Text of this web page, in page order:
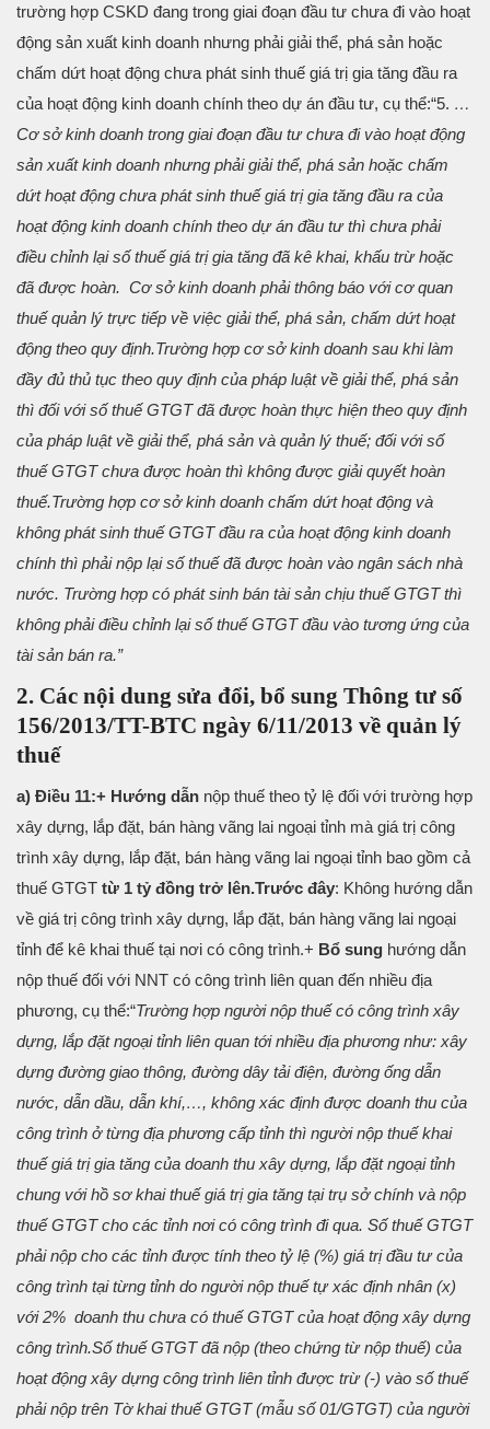
trường hợp CSKD đang trong giai đoạn đầu tư chưa đi vào hoạt
động sản xuất kinh doanh nhưng phải giải thể, phá sản hoặc
chấm dứt hoạt động chưa phát sinh thuế giá trị gia tăng đầu ra
của hoạt động kinh doanh chính theo dự án đầu tư, cụ thể:“5. …
Cơ sở kinh doanh trong giai đoạn đầu tư chưa đi vào hoạt động
sản xuất kinh doanh nhưng phải giải thể, phá sản hoặc chấm
dứt hoạt động chưa phát sinh thuế giá trị gia tăng đầu ra của
hoạt động kinh doanh chính theo dự án đầu tư thì chưa phải
điều chỉnh lại số thuế giá trị gia tăng đã kê khai, khấu trừ hoặc
đã được hoàn. Cơ sở kinh doanh phải thông báo với cơ quan
thuế quản lý trực tiếp về việc giải thể, phá sản, chấm dứt hoạt
động theo quy định.Trường hợp cơ sở kinh doanh sau khi làm
đầy đủ thủ tục theo quy định của pháp luật về giải thể, phá sản
thì đối với số thuế GTGT đã được hoàn thực hiện theo quy định
của pháp luật về giải thể, phá sản và quản lý thuế; đối với số
thuế GTGT chưa được hoàn thì không được giải quyết hoàn
thuế.Trường hợp cơ sở kinh doanh chấm dứt hoạt động và
không phát sinh thuế GTGT đầu ra của hoạt động kinh doanh
chính thì phải nộp lại số thuế đã được hoàn vào ngân sách nhà
nước. Trường hợp có phát sinh bán tài sản chịu thuế GTGT thì
không phải điều chỉnh lại số thuế GTGT đầu vào tương ứng của
tài sản bán ra.”
2. Các nội dung sửa đổi, bổ sung Thông tư số
156/2013/TT-BTC ngày 6/11/2013 về quản lý
thuế
a) Điều 11:+ Hướng dẫn nộp thuế theo tỷ lệ đối với trường hợp
xây dựng, lắp đặt, bán hàng vãng lai ngoại tỉnh mà giá trị công
trình xây dựng, lắp đặt, bán hàng vãng lai ngoại tỉnh bao gồm cả
thuế GTGT từ 1 tỷ đồng trở lên.Trước đây: Không hướng dẫn
về giá trị công trình xây dựng, lắp đặt, bán hàng vãng lai ngoại
tỉnh để kê khai thuế tại nơi có công trình.+ Bổ sung hướng dẫn
nộp thuế đối với NNT có công trình liên quan đến nhiều địa
phương, cụ thể:“Trường hợp người nộp thuế có công trình xây
dựng, lắp đặt ngoại tỉnh liên quan tới nhiều địa phương như: xây
dựng đường giao thông, đường dây tải điện, đường ống dẫn
nước, dẫn dầu, dẫn khí,…, không xác định được doanh thu của
công trình ở từng địa phương cấp tỉnh thì người nộp thuế khai
thuế giá trị gia tăng của doanh thu xây dựng, lắp đặt ngoại tỉnh
chung với hồ sơ khai thuế giá trị gia tăng tại trụ sở chính và nộp
thuế GTGT cho các tỉnh nơi có công trình đi qua. Số thuế GTGT
phải nộp cho các tỉnh được tính theo tỷ lệ (%) giá trị đầu tư của
công trình tại từng tỉnh do người nộp thuế tự xác định nhân (x)
với 2% doanh thu chưa có thuế GTGT của hoạt động xây dựng
công trình.Số thuế GTGT đã nộp (theo chứng từ nộp thuế) của
hoạt động xây dựng công trình liên tỉnh được trừ (-) vào số thuế
phải nộp trên Tờ khai thuế GTGT (mẫu số 01/GTGT) của người